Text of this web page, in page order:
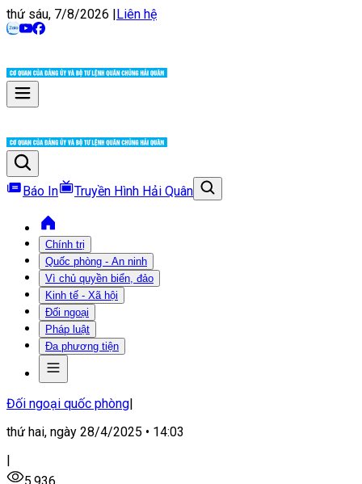
thứ sáu, 7/8/2026 |Liên hệ
Báo In Truyền Hình Hải Quân
Chính trị
Quốc phòng - An ninh
Vì chủ quyền biển, đảo
Kinh tế - Xã hội
Đối ngoại
Pháp luật
Đa phương tiện
Đối ngoại quốc phòng|
thứ hai, ngày 28/4/2025 • 14:03
|